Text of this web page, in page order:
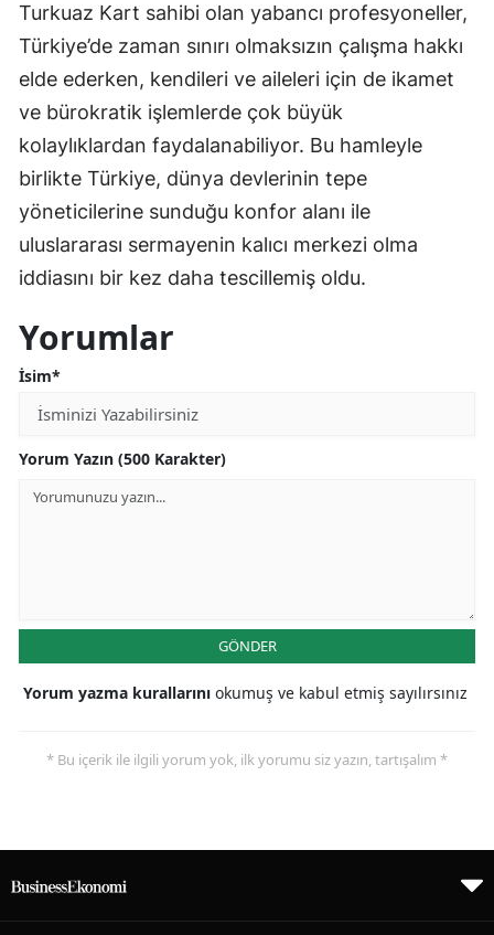
Turkuaz Kart sahibi olan yabancı profesyoneller,
Türkiye’de zaman sınırı olmaksızın çalışma hakkı
elde ederken, kendileri ve aileleri için de ikamet
ve bürokratik işlemlerde çok büyük
kolaylıklardan faydalanabiliyor. Bu hamleyle
birlikte Türkiye, dünya devlerinin tepe
yöneticilerine sunduğu konfor alanı ile
uluslararası sermayenin kalıcı merkezi olma
iddiasını bir kez daha tescillemiş oldu.
Yorumlar
İsim*
Yorum Yazın (500 Karakter)
GÖNDER
Yorum yazma kurallarını okumuş ve kabul etmiş sayılırsınız
* Bu içerik ile ilgili yorum yok, ilk yorumu siz yazın, tartışalım *